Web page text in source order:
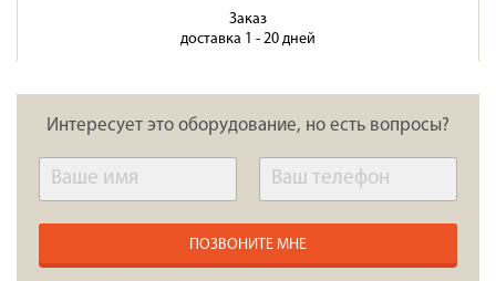
Заказ
доставка 1 - 20 дней
Интересует это оборудование, но есть вопросы?
ПОЗВОНИТЕ МНЕ